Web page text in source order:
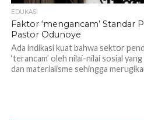
EDUKASI
Faktor ‘mengancam’ Standar
Pastor Odunoye
Ada indikasi kuat bahwa sektor
‘terancam’ oleh nilai-nilai sosial
dan materialisme sehingga